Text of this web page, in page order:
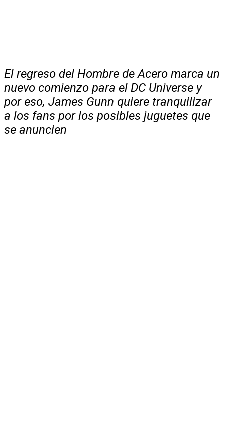
El regreso del Hombre de Acero marca un
nuevo comienzo para el DC Universe y
por eso, James Gunn quiere tranquilizar
a los fans por los posibles juguetes que
se anuncien